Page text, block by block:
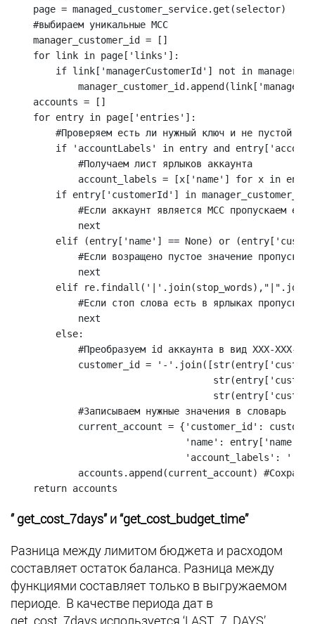
    page = managed_customer_service.get(selector)
    #выбираем уникальные MCC
    manager_customer_id = []
    for link in page['links']:
if link['managerCustomerId'] not in
    accounts = []
    for entry in page['entries']:
#Проверяем есть ли нужный ключ и не пустой ли
if 'accountLabels' in entry and
            #Получаем лист ярлыков аккаунта
account_labels = [x['name'] for x in
        if entry['customerId'] in manager_customer_id:
            #Если аккаунт является MCC пропускаем его
            next
elif (entry['name'] == None) or
#Если возращено пустое значение
            next
elif
#Если стоп слова есть в ярлыках
            next
        else:
#Преобразуем id аккаунта в вид XXX-XXX-
customer_id = '-
            #Записываем нужные значения в словарь
current_account = {'customer_id':
                               'name': entry['name'],
'account_labels':
accounts.append(current_account)
    return accounts
‘’ get_cost_7days’’ и “get_cost_budget_time”
Разница между лимитом бюджета и расходом
составляет остаток баланса. Разница между
функциями составляет только в выгружаемом
периоде. В качестве периода дат в
get_cost_7days используется ‘LAST_7_DAYS’